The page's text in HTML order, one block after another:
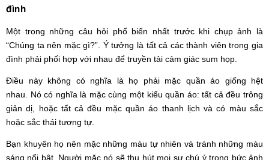
đình
Một trong những câu hỏi phổ biến nhất trước khi chụp ảnh là
“Chúng ta nên mặc gì?”. Ý tưởng là tất cả các thành viên trong gia
đình phải phối hợp với nhau để truyền tải cảm giác sum họp.
Điều này không có nghĩa là họ phải mặc quần áo giống hệt
nhau. Nó có nghĩa là mặc cùng một kiểu quần áo: tất cả đều trông
giản dị, hoặc tất cả đều mặc quần áo thanh lịch và có màu sắc
hoặc sắc thái tương tự.
Bạn khuyên họ nên mặc những màu tự nhiên và tránh những màu
sáng nổi bật. Người mặc nó sẽ thu hút mọi sự chú ý trong bức ảnh